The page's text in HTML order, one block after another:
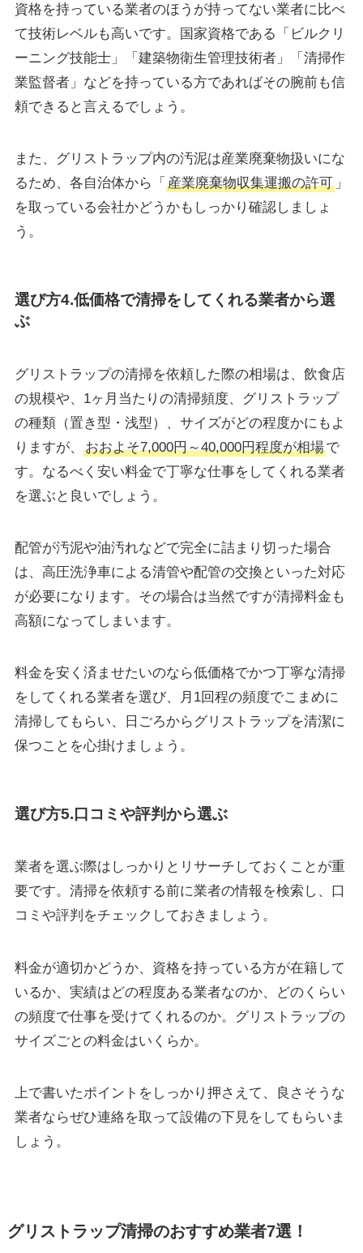
資格を持っている業者のほうが持ってない業者に比べ
て技術レベルも高いです。国家資格である「ビルクリ
ーニング技能士」「建築物衛生管理技術者」「清掃作
業監督者」などを持っている方であればその腕前も信
頼できると言えるでしょう。
また、グリストラップ内の汚泥は産業廃棄物扱いにな
るため、各自治体から「 産業廃棄物収集運搬の許可」
を取っている会社かどうかもしっかり確認しましょ
う。
選び方4.低価格で清掃をしてくれる業者から選
ぶ
グリストラップの清掃を依頼した際の相場は、飲食店
の規模や、1ヶ月当たりの清掃頻度、グリストラップ
の種類（置き型・浅型）、サイズがどの程度かにもよ
りますが、
おおよそ7,000円～40,000円程度が相場で
す。なるべく安い料金で丁寧な仕事をしてくれる業者
を選ぶと良いでしょう。
配管が汚泥や油汚れなどで完全に詰まり切った場合
は、高圧洗浄車による清管や配管の交換といった対応
が必要になります。その場合は当然ですが清掃料金も
高額になってしまいます。
料金を安く済ませたいのなら低価格でかつ丁寧な清掃
をしてくれる業者を選び、月1回程の頻度でこまめに
清掃してもらい、日ごろからグリストラップを清潔に
保つことを心掛けましょう。
選び方5.口コミや評判から選ぶ
業者を選ぶ際はしっかりとリサーチしておくことが重
要です。清掃を依頼する前に業者の情報を検索し、口
コミや評判をチェックしておきましょう。
料金が適切かどうか、資格を持っている方が在籍して
いるか、実績はどの程度ある業者なのか、どのくらい
の頻度で仕事を受けてくれるのか。グリストラップの
サイズごとの料金はいくらか。
上で書いたポイントをしっかり押さえて、良さそうな
業者ならぜひ連絡を取って設備の下見をしてもらいま
しょう。
グリストラップ清掃のおすすめ業者7選！